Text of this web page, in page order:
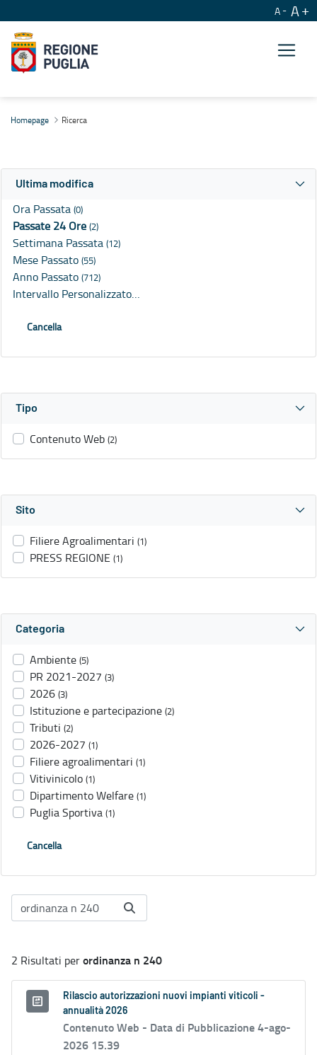
A A
Homepage Ricerca
Ultima modifica
Ora Passata (0)
Passate 24 Ore (2)
Settimana Passata (12)
Mese Passato (55)
Anno Passato (712)
Intervallo Personalizzato…
Cancella
Tipo
Contenuto Web (2)
Sito
Filiere Agroalimentari (1)
PRESS REGIONE (1)
Categoria
Ambiente (5)
PR 2021-2027 (3)
2026 (3)
Istituzione e partecipazione (2)
Tributi (2)
2026-2027 (1)
Filiere agroalimentari (1)
Vitivinicolo (1)
Dipartimento Welfare (1)
Puglia Sportiva (1)
Cancella
2 Risultati perordinanza n 240
Rilascio autorizzazioni nuovi impianti viticoli -
annualità 2026
Contenuto Web - Data di Pubblicazione 4-ago-
2026 15.39